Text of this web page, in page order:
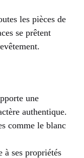
les pièces de
se prêtent
une
authentique.
comme le blanc
à ses propriétés